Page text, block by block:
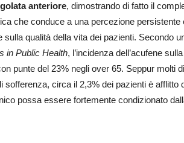
anteriore, dimostrando di fatto il
che conduce a una percezione persistente
qualità della vita dei pazienti. Secondo
in Public Health, l’incidenza dell’acufene
punte del 23% negli over 65. Seppur molti
sofferenza, circa il 2,3% dei pazienti è afflitto
possa essere fortemente condizionato